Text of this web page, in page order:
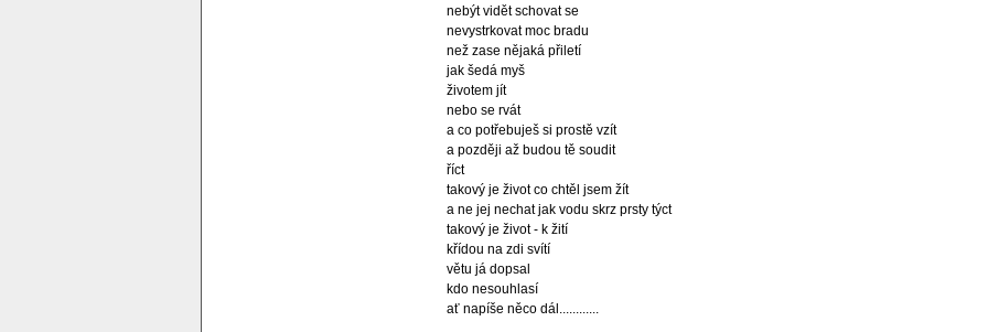
nebýt vidět schovat se
nevystrkovat moc bradu
než zase nějaká přiletí
jak šedá myš
životem jít
nebo se rvát
a co potřebuješ si prostě vzít
a později až budou tě soudit
říct
takový je život co chtěl jsem žít
a ne jej nechat jak vodu skrz prsty týct
takový je život - k žití
křídou na zdi svítí
větu já dopsal
kdo nesouhlasí
ať napíše něco dál............